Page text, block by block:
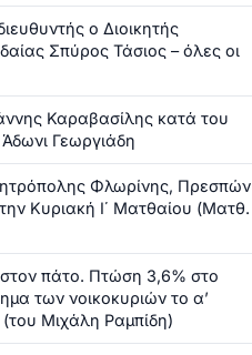
ο Διοικητής
Σπύρος Τάσιος – όλες οι
Καραβασίλης κατά του
Γεωργιάδη
Φλωρίνης, Πρεσπών
Κυριακή Ι΄ Ματθαίου (Ματθ.
πάτο. Πτώση 3,6% στο
των νοικοκυριών το α’
Μιχάλη Ραμπίδη)